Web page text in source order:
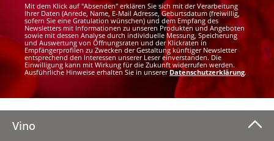
Mit dem Klick auf "Absenden" erklären Sie sich mit der Verarbeitung
Ihrer Daten (Anrede, Name, E-Mail Adresse, Geburtsdatum (freiwillig,
sofern Sie eine Gratulation wünschen) und dem Empfang des
Newsletters mit Informationen zu unseren Produkten und Angeboten
sowie mit dessen Analyse durch individuelle Messung, Speicherung
und Auswertung von Öffnungsraten und der Klickraten in
Empfängerprofilen zu Zwecken der Gestaltung künftiger Newsletter
entsprechend den Interessen unserer Leser einverstanden. Die
Einwilligung kann mit Wirkung für die Zukunft widerrufen werden.
Ausführliche Hinweise erhalten Sie in unsererDatenschutzerklärung.
Vino